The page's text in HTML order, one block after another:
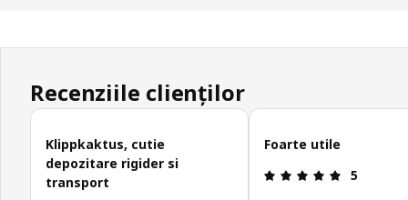
Recenziile clienților
Omite recenziile clienților
Klippkaktus, cutie
depozitare rigider si
transport
Foarte utile
5